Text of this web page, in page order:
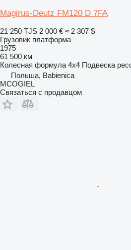
Magirus-Deutz FM120 D 7FA
21 250 TJS 2 000 € ≈ 2 307 $
Грузовик платформа
1975
61 500 км
Колесная формула 4x4 Подвеска
Польша, Babienica
MCOGIEL
Связаться с продавцом